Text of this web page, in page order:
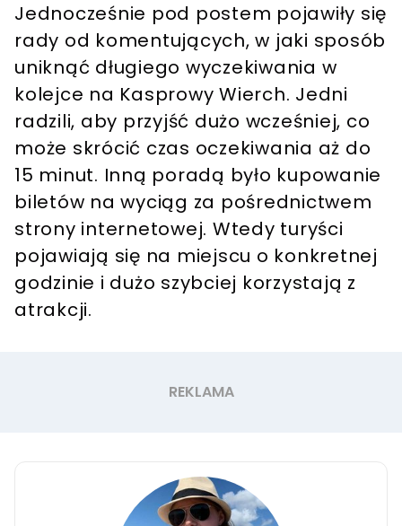
Jednocześnie pod postem pojawiły się
rady od komentujących, w jaki sposób
uniknąć długiego wyczekiwania w
kolejce na Kasprowy Wierch. Jedni
radzili, aby przyjść dużo wcześniej, co
może skrócić czas oczekiwania aż do
15 minut. Inną poradą było kupowanie
biletów na wyciąg za pośrednictwem
strony internetowej. Wtedy turyści
pojawiają się na miejscu o konkretnej
godzinie i dużo szybciej korzystają z
atrakcji.